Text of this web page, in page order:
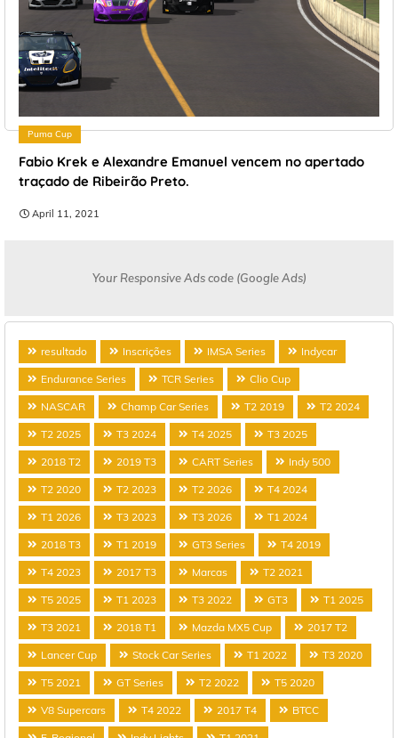
Puma Cup
Fabio Krek e Alexandre Emanuel vencem no apertado
traçado de Ribeirão Preto.
April 11, 2021
Your Responsive Ads code (Google Ads)
resultado Inscrições IMSA Series Indycar
Endurance Series TCR Series Clio Cup
NASCAR Champ Car Series T2 2019 T2 2024
T2 2025 T3 2024 T4 2025 T3 2025
2018 T2 2019 T3 CART Series Indy 500
T2 2020 T2 2023 T2 2026 T4 2024
T1 2026 T3 2023 T3 2026 T1 2024
2018 T3 T1 2019 GT3 Series T4 2019
T4 2023 2017 T3 Marcas T2 2021
T5 2025 T1 2023 T3 2022 GT3 T1 2025
T3 2021 2018 T1 Mazda MX5 Cup 2017 T2
Lancer Cup Stock Car Series T1 2022 T3 2020
T5 2021 GT Series T2 2022 T5 2020
V8 Supercars T4 2022 2017 T4 BTCC